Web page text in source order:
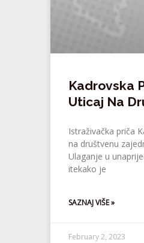
Kadrovska
Uticaj Na
Istraživačka priča
na društvenu
Ulaganje u
itekako je
SAZNAJ VIŠE »
February 2, 2023